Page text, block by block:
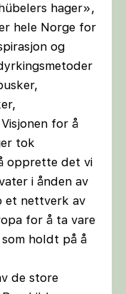
hager»,
hele Norge for
og
for å
tok
opprette det vi
i ånden av
et nettverk av
for å ta vare
holdt på å
de store